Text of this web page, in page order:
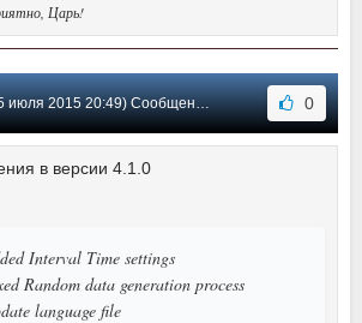
Царь!
июля 2015 20:49) Сообщение #63 0
в версии 4.1.0
Interval Time settings
Random data generation process
language file